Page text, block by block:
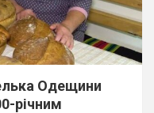
Одещини
річним